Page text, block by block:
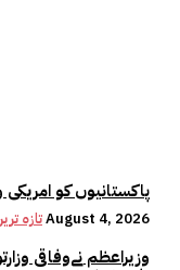
پاکستانیوں کو امریکی
تازہAugust 4, 2026
وزیراعظم نےوفاقی